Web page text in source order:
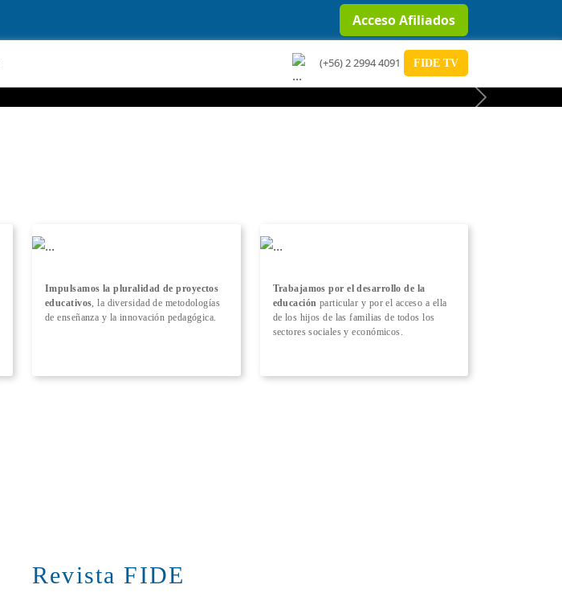
Acceso Afiliados
(+56) 2 2994 4091 FIDE TV
Next
Impulsamos la pluralidad de proyectos
educativos , la diversidad de metodologías
de enseñanza y la innovación pedagógica.
Trabajamos por el desarrollo de la
educación particular y por el acceso a ella
de los hijos de las familias de todos los
sectores sociales y económicos.
Revista FIDE